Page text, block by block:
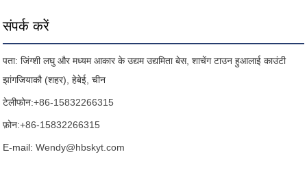
संपर्क करें
पता: जिंग्शी लघु और मध्यम आकार के उद्यम उद्यमिता बेस, शाचेंग टाउन हुआलाई काउंटी
झांगजियाकौ (शहर), हेबेई, चीन
टेलीफोन:+86-15832266315
फ़ोन:+86-15832266315
E-mail:Wendy@hbskyt.com